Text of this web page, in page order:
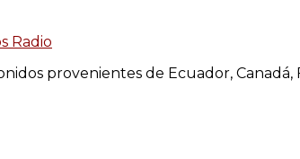
Radio
provenientes de Ecuador, Canadá,